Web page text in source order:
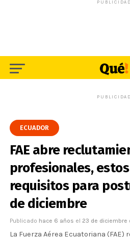
PUBLICIDAD
PUBLICIDAD
ECUADOR
FAE abre
profesionales,
requisitos para
de diciembre
Publicado hace 6 años el 23 de diciembre
La Fuerza Aérea Ecuatoriana